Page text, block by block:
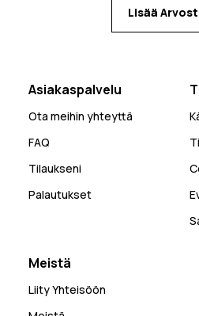
Lisää
Asiakaspalvelu
Ota meihin yhteyttä
FAQ
Tilaukseni
Palautukset
Meistä
Liity Yhteisöön